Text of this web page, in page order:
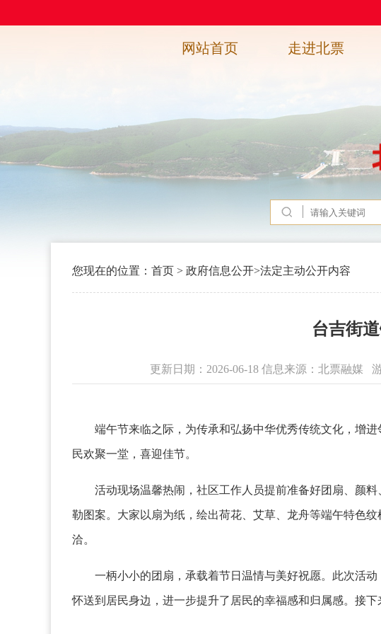
网站首页 走进北票
您现在的位置： 首页 > 政府信息公开>法定主动公开内容
台吉街
更新日期：2026-06-18 信息来源：北票融媒 游
端午节来临之际，为传承和弘扬中华优秀传统文化，增进
民欢聚一堂，喜迎佳节。
活动现场温馨热闹，社区工作人员提前准备好团扇、颜料
勒图案。大家以扇为纸，绘出荷花、艾草、龙舟等端午特色
洽。
一柄小小的团扇，承载着节日温情与美好祝愿。此次活动
怀送到居民身边，进一步提升了居民的幸福感和归属感。接